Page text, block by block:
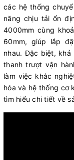
các hệ thống
năng chịu tải ổn
4000mm cùng
60mm, giúp lắp
nhau. Đặc biệt,
thanh trượt vận
làm việc khắc
hóa và hệ thống cơ
tìm hiểu chi tiết về